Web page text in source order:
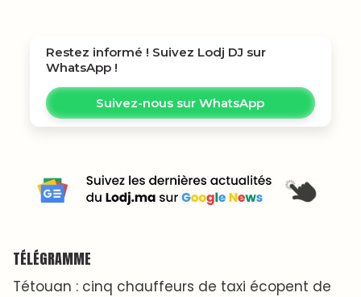
Restez informé ! Suivez Lodj DJ sur
WhatsApp !
Suivez-nous sur WhatsApp
TÉLÉGRAMME
Tétouan : cinq chauffeurs de taxi écopent de